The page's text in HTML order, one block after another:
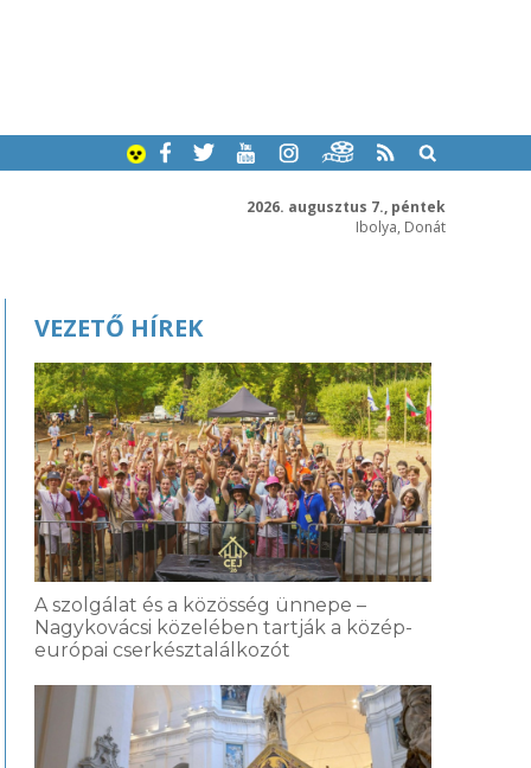
2026. augusztus 7., péntek
Ibolya, Donát
VEZETŐ HÍREK
A szolgálat és a közösség ünnepe –
Nagykovácsi közelében tartják a közép-
európai cserkésztalálkozót